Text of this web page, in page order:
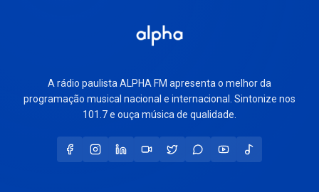
A rádio paulista ALPHA FM apresenta o melhor da
programação musical nacional e internacional. Sintonize nos
101.7 e ouça música de qualidade.